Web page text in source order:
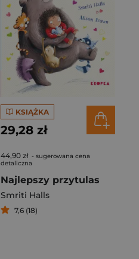
KSIĄŻKA
29,28 zł
44,90 zł - sugerowana cena
detaliczna
Najlepszy przytulas
Smriti Halls
7,6 (18)